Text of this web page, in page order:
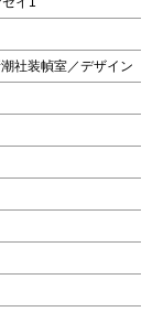
社装幀室／デザイン